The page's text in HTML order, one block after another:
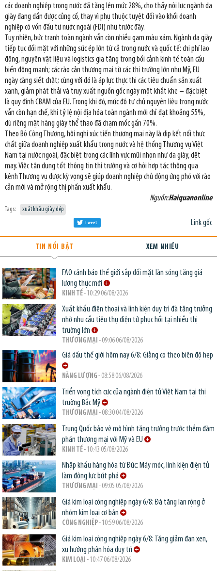
các doanh nghiệp trong nước đã tăng lên mức 28%, cho thấy nội lực ngành da
giày đang dần được củng cố, thay vì phụ thuộc tuyệt đối vào khối doanh
nghiệp có vốn đầu tư nước ngoài (FDI) như trước đây.
Tuy nhiên, bức tranh toàn ngành vẫn còn nhiều gam màu xám. Ngành da giày
tiếp tục đối mặt với những sức ép lớn từ cả trong nước và quốc tế: chi phí lao
động, nguyên vật liệu và logistics gia tăng trong bối cảnh kinh tế toàn cầu
biến động mạnh; các rào cản thương mại từ các thị trường lớn như Mỹ, EU
ngày càng siết chặt; cùng với đó là áp lực thực thi các tiêu chuẩn sản xuất
xanh, giảm phát thải và truy xuất nguồn gốc ngày một khắt khe – đặc biệt
là quy định CBAM của EU. Trong khi đó, mức độ tự chủ nguyên liệu trong nước
vẫn còn hạn chế, khi tỷ lệ nội địa hóa toàn ngành mới chỉ đạt khoảng 55%,
dù riêng mặt hàng giày thể thao đã chạm mốc gần 70%.
Theo Bộ Công Thương, hội nghị xúc tiến thương mại này là dịp kết nối thực
chất giữa doanh nghiệp xuất khẩu trong nước và hệ thống Thương vụ Việt
Nam tại nước ngoài, đặc biệt trong các lĩnh vực mũi nhọn như da giày, dệt
may. Việc tận dụng tốt thông tin thị trường và cơ hội hợp tác thông qua
kênh Thương vụ được kỳ vọng sẽ giúp doanh nghiệp chủ động ứng phó với rào
cản mới và mở rộng thị phần xuất khẩu.
Nguồn:Haiquanonline
Tags: xuất khẩu giày dép
Link gốc
Tweet
TIN NỔI BẬT XEM NHIỀU
FAO cảnh báo thế giới sắp đối mặt làn sóng tăng giá
lương thực mới
KINH TẾ- 10:29 06/08/2026
Xuất khẩu điện thoại và linh kiện duy trì đà tăng trưởng
nhờ nhu cầu tiêu thụ điện tử phục hồi tại nhiều thị
trường lớn
THƯƠNG MẠI - 09:06 06/08/2026
Giá dầu thế giới hôm nay 6/8: Giằng co theo biên độ hẹp
NĂNG LƯỢNG - 08:58 06/08/2026
Triển vọng tích cực của ngành điện tử Việt Nam tại thị
trường Bắc Mỹ
THƯƠNG MẠI - 08:30 04/08/2026
Trung Quốc bảo vệ mô hình tăng trưởng trước thềm đàm
phán thương mại với Mỹ và EU
KINH TẾ- 10:43 05/08/2026
Nhập khẩu hàng hóa từ Đức: Máy móc, linh kiện điện tử
làm động lực bứt phá
THƯƠNG MẠI - 09:05 05/08/2026
Giá kim loại công nghiệp ngày 6/8: Đà tăng lan rộng ở
nhóm kim loại cơ bản
CÔNG NGHIỆP- 10:59 06/08/2026
Giá kim loại công nghiệp ngày 6/8: Tăng giảm đan xen,
xu hướng phân hóa duy trì
KIM LOẠI - 10:47 06/08/2026